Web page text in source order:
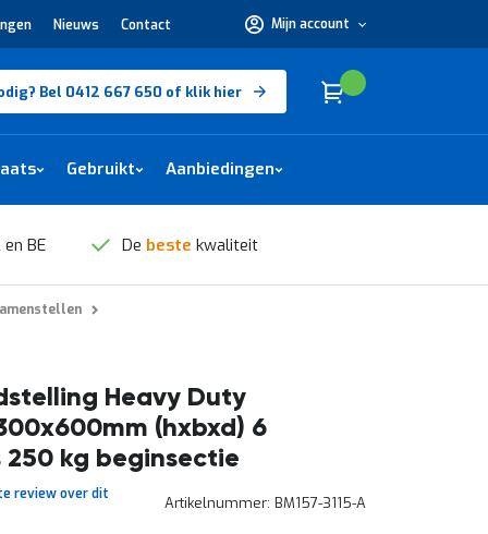
Nieuws Contact Mijn account
nodig?
Bel 0412 667 650 of klik hier Winkelwagen
Cart
Gebruikt Aanbiedingen
BE De beste kwaliteit
Heavy Duty
(hxbxd) 6
250 kg beginsectie
review over dit Artikelnummer BM157-3115-A